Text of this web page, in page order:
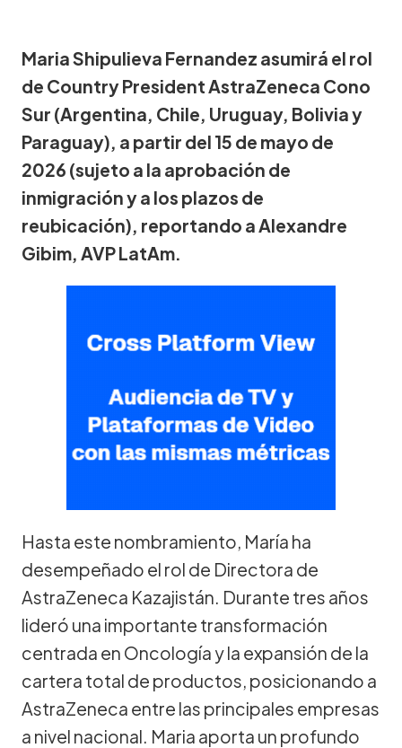
Maria Shipulieva Fernandez asumirá el rol
de Country President AstraZeneca Cono
Sur (Argentina, Chile, Uruguay, Bolivia y
Paraguay), a partir del 15 de mayo de
2026 (sujeto a la aprobación de
inmigración y a los plazos de
reubicación), reportando a Alexandre
Gibim, AVP LatAm.
Hasta este nombramiento, María ha
desempeñado el rol de Directora de
AstraZeneca Kazajistán. Durante tres años
lideró una importante transformación
centrada en Oncología y la expansión de la
cartera total de productos, posicionando a
AstraZeneca entre las principales empresas
a nivel nacional. Maria aporta un profundo